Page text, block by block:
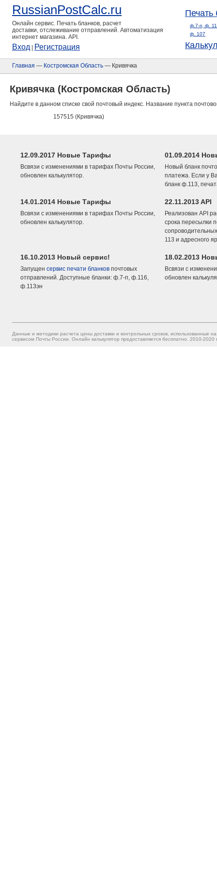
RussianPostCalc.ru
Онлайн сервис. Печать бланков, расчет
доставки, отслеживание отправлений. Автоматизация
интернет магазина. API.
Вход Регистрация
Печать
ф.7-п, ф.
ф. 107
Главная — Костромская Область — Кривячка
Кривячка (Костромская Область)
Найдите в данном списке свой почтовый индекс. Название пункта
157515 (Кривячка)
12.09.2017 Новые Тарифы
Всвязи с изменениями в тарифах Почты России,
обновлен калькулятор.
01.09.2014
Новый бланк
платежа. Если у
бланк ф.113,
14.01.2014 Новые Тарифы
Всвязи с изменениями в тарифах Почты России,
обновлен калькулятор.
22.11.2013 API
Реализован API
срока пересылки
113 и адресного
16.10.2013 Новый сервис!
Запущен сервис печати бланков почтовых
отправлений. Доступные бланки: ф.7-п, ф.116,
ф.113эн
18.02.2013
Всвязи с
обновлен
Данные и методики расчета цены доставки и контрольных сроков, использованные
сервисом Почты России. Онлайн калькулятор предоставляется бесплатно. 2010-2020